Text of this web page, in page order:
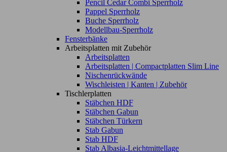
Pencil Cedar Combi Sperrholz
Pappel Sperrholz
Buche Sperrholz
Modellbau-Sperrholz
Fensterbänke
Arbeitsplatten mit Zubehör
Arbeitsplatten
Arbeitsplatten | Compactplatten Slim Line
Nischenrückwände
Wischleisten | Kanten | Zubehör
Tischlerplatten
Stäbchen HDF
Stäbchen Gabun
Stäbchen Türkern
Stab Gabun
Stab HDF
Stab Albasia-Leichtmittellage